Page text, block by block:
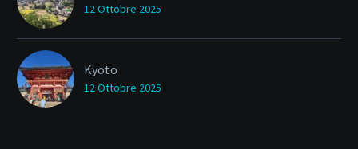
12 Ottobre 2025
Kyoto
12 Ottobre 2025